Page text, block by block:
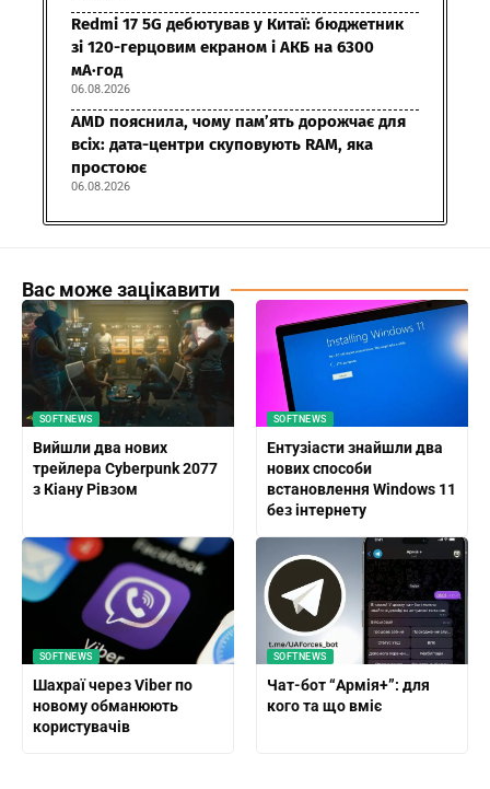
Redmi 17 5G дебютував у Китаї: бюджетник
зі 120-герцовим екраном і АКБ на 6300
мА·год
06.08.2026
AMD пояснила, чому пам’ять дорожчає для
всіх: дата-центри скуповують RAM, яка
простоює
06.08.2026
Вас може зацікавити
SOFTNEWS
Вийшли два нових
трейлера Cyberpunk 2077
з Кіану Рівзом
SOFTNEWS
Ентузіасти знайшли два
нових способи
встановлення Windows 11
без інтернету
SOFTNEWS
Шахраї через Viber по
новому обманюють
користувачів
SOFTNEWS
Чат-бот “Армія+”: для
кого та що вміє